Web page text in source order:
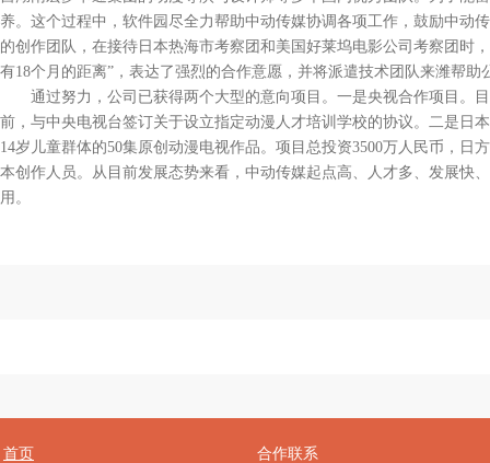
养。这个过程中，软件园尽全力帮助中动传媒协调各项工作，鼓励中动
的创作团队，在接待日本热海市考察团和美国好莱坞电影公司考察团时
有18个月的距离”，表达了强烈的合作意愿，并将派遣技术团队来潍帮助
通过努力，公司已获得两个大型的意向项目。一是央视合作项目。
前，与中央电视台签订关于设立指定动漫人才培训学校的协议。二是日
14岁儿童群体的50集原创动漫电视作品。项目总投资3500万人民币，
本创作人员。从目前发展态势来看，中动传媒起点高、人才多、发展快
用。
首页
合作联系